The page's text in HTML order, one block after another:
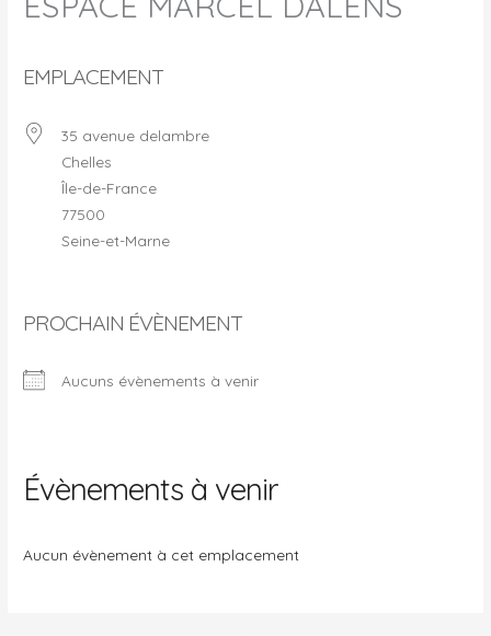
EMPLACEMENT
35 avenue delambre
Chelles
Île-de-France
77500
Seine-et-Marne
PROCHAIN ÉVÈNEMENT
Aucuns évènements à venir
Évènements à venir
Aucun évènement à cet emplacement